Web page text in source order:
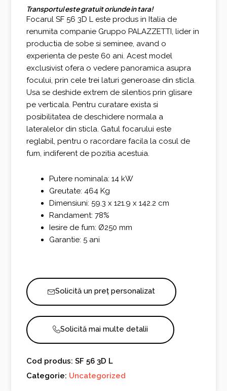
Transportul este gratuit oriunde in tara!
Focarul SF 56 3D L este produs in Italia de
renumita companie Gruppo PALAZZETTI, lider in
productia de sobe si seminee, avand o
experienta de peste 60 ani. Acest model
exclusivist ofera o vedere panoramica asupra
focului, prin cele trei laturi generoase din sticla.
Usa se deshide extrem de silentios prin glisare
pe verticala. Pentru curatare exista si
posibilitatea de deschidere normala a
lateralelor din sticla. Gatul focarului este
reglabil, pentru o racordare facila la cosul de
fum, indiferent de pozitia acestuia.
Putere nominala: 14 kW
Greutate: 464 Kg
Dimensiuni: 59.3 x 121.9 x 142.2 cm
Randament: 78%
Iesire de fum: Ø250 mm
Garantie: 5 ani
Solicită un preț personalizat
Solicită mai multe detalii
Cod produs: SF 56 3D L
Categorie: Uncategorized